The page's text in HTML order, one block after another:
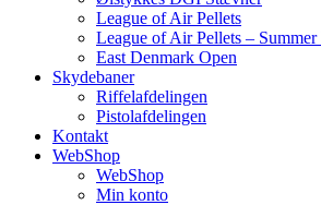
League of Air Pellets
League of Air Pellets –
East Denmark Open
Skydebaner
Riffelafdelingen
Pistolafdelingen
Kontakt
WebShop
WebShop
Min konto